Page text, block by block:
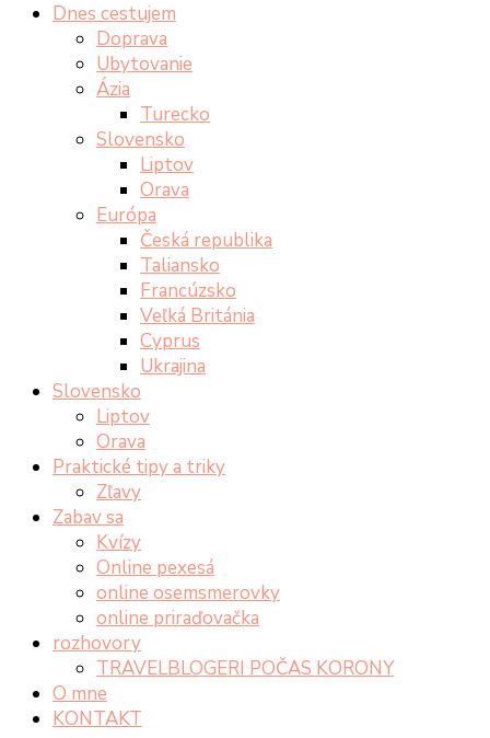
Dnes cestujem
Doprava
Ubytovanie
Ázia
Turecko
Slovensko
Liptov
Orava
Európa
Česká republika
Taliansko
Francúzsko
Veľká Británia
Cyprus
Ukrajina
Slovensko
Liptov
Orava
Praktické tipy a triky
Zľavy
Zabav sa
Kvízy
Online pexesá
online osemsmerovky
online priraďovačka
rozhovory
TRAVELBLOGERI POČAS KORONY
O mne
KONTAKT